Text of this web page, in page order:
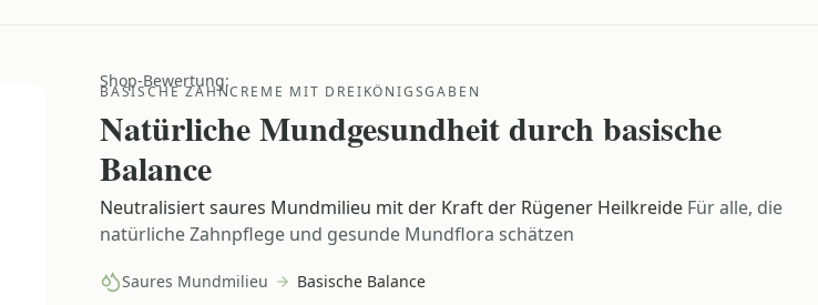
Shop-Bewertung:
BASISCHE ZAHNCREME MIT DREIKÖNIGSGABEN
Natürliche Mundgesundheit durch basische
Balance
Neutralisiert saures Mundmilieu mit der Kraft der Rügener Heilkreide Für alle, die
natürliche Zahnpflege und gesunde Mundflora schätzen
Saures Mundmilieu
Basische Balance